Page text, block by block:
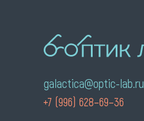
galactica@optic-lab.ru
+7 (996) 628–69–36